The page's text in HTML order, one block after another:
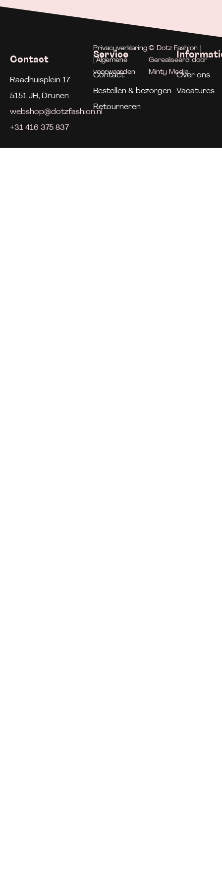
Contact
Raadhuisplein 17
5151 JH, Drunen
webshop@dotzfashion.nl
+31 416 375 837
Service
Contact
Bestellen & bezorgen
Retourneren
Over ons
Vacatures
Privacyverklaring
| Algemene
voorwaarden
© Dotz Fashion |
Gerealiseerd door
Minty Media